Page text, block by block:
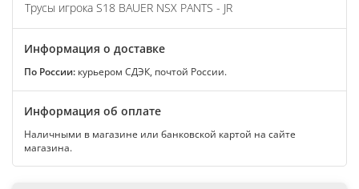
Трусы игрока S18 BAUER NSX PANTS - JR
Информация о доставке
По России: курьером СДЭК, почтой России.
Информация об оплате
Наличными в магазине или банковской картой на сайте
магазина.